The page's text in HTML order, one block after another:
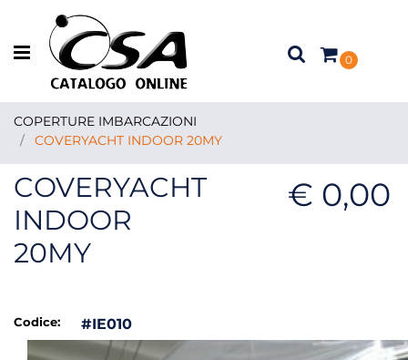
Open menu
0
COPERTURE IMBARCAZIONI
COVERYACHT INDOOR 20MY
COVERYACHT
INDOOR
20MY
€ 0,00
Codice: #IE010